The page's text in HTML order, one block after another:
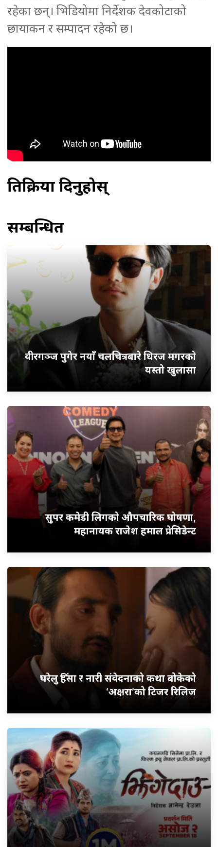
रहेका छन्। भिडियोमा निर्देशक देवकोटाको
छायाकन र सम्पादन रहेको छ।
प्रतिक्रिया दिनुहोस्
सम्बन्धित
वीरगञ्ज पुगेर नयाँ चलचित्रबारे धिरज मगरको
यस्तो खुलासा
सुपर कमेडी लिगको औपचारिक घोषणा,
महानायक राजेश हमाल प्रेसिडेन्ट
घरेलु हिंसा र नारी संवेदनाको कथा बोकेको
‘अक्षरा’को टिजर रिलिज